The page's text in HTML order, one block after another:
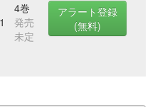
4巻
発売
未定
アラート登録
(無料)